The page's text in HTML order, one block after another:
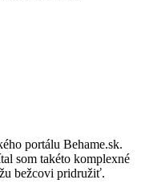
portálu Behame.sk.
som takéto komplexné
bežcovi pridružiť.